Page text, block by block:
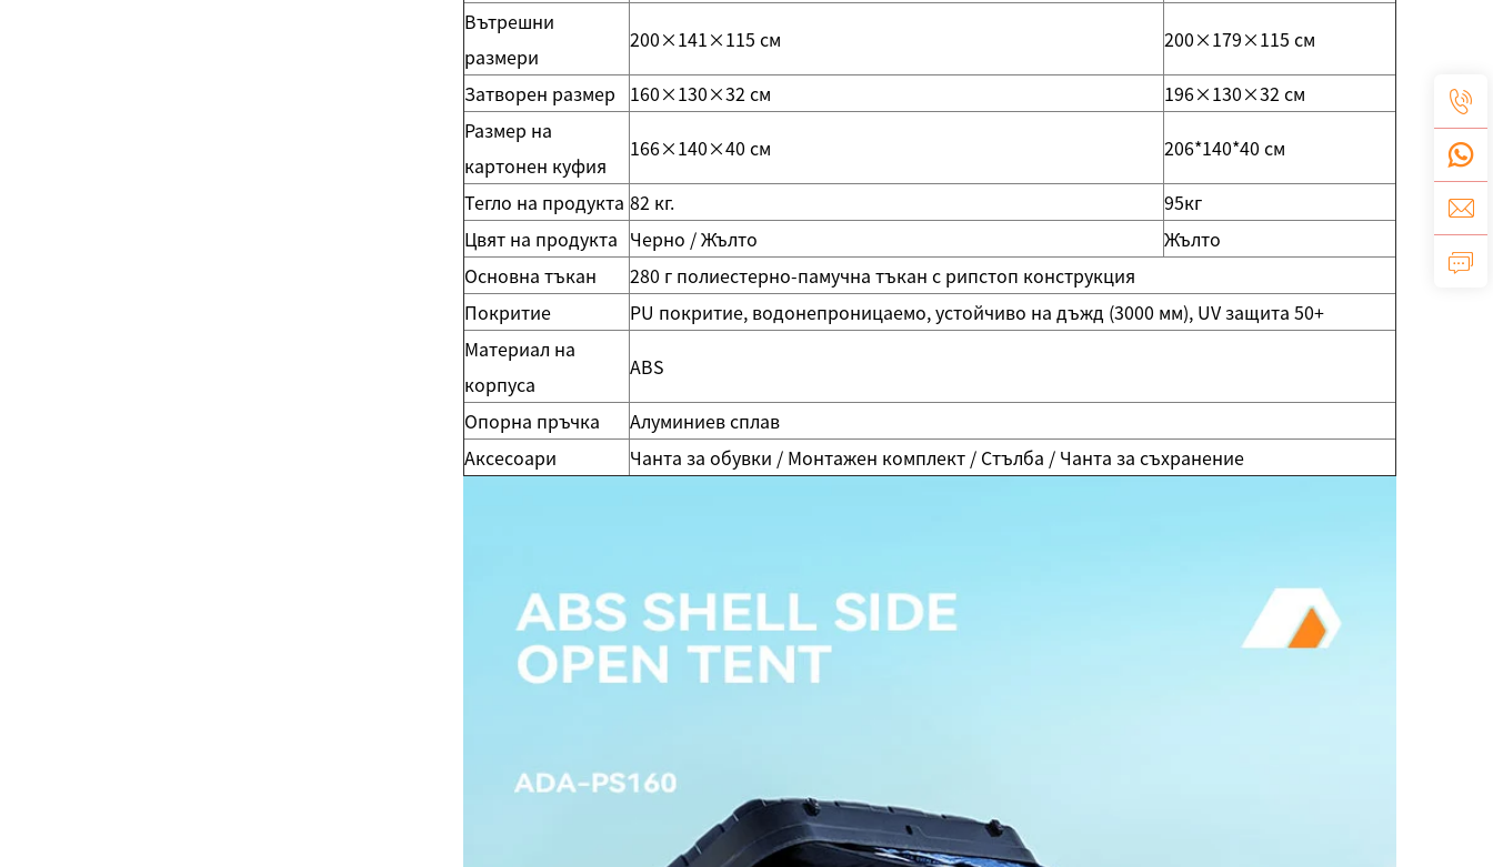
Вътрешни
размери
200×141×115 см 200×179×115 см
Затворен размер 160×130×32 см
196×130×32 см
Размер на
картонен куфия
166×140×40 см 206*140*40 см
Тегло на продукта 82 кг.
95кг
Цвят на продукта Черно / Жълто
Жълто
Основна тъкан
280 г полиестерно-памучна тъкан с рипстоп конструкция
Покритие
PU покритие, водонепроницаемо, устойчиво на дъжд (3000 мм), UV защита 50+
Материал на
корпуса
ABS
Опорна пръчка
Алуминиев сплав
Аксесоари
Чанта за обувки / Монтажен комплект / Стълба / Чанта за съхранение